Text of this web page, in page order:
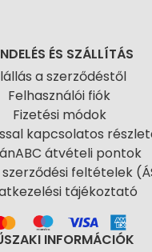
ÉS SZÁLLÍTÁS
a szerződéstől
Felhasználói fiók
Fizetési módok
kapcsolatos
átvételi pontok
feltételek
tájékoztató
INFORMÁCIÓK